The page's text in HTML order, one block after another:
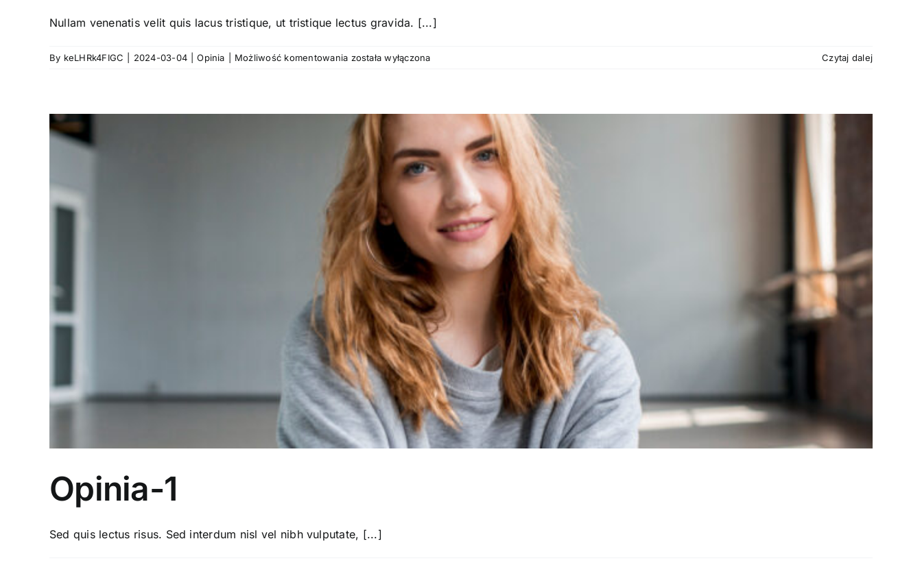
Nullam venenatis velit quis lacus tristique, ut tristique lectus gravida. [...]
By keLHRk4FIGC 2024-03-04 Opinia Możliwość komentowania Opinia-
została wyłączona Czytaj dalej
Opinia-1
Sed quis lectus risus. Sed interdum nisl vel nibh vulputate, [...]